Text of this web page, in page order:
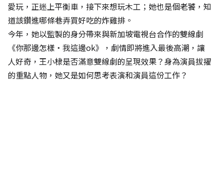
愛玩，正迷上平衡車，接下來想玩木工；她也是個老饕，知
道該鑽進哪條巷弄買好吃的炸雞排。
今年，她以監製的身分帶來與新加坡電視台合作的雙線劇
《你那邊怎樣‧我這邊ok》，劇情即將進入最後高潮，讓
人好奇，王小棣是否滿意雙線劇的呈現效果？身為演員拔擢
的重點人物，她又是如何思考表演和演員這份工作？